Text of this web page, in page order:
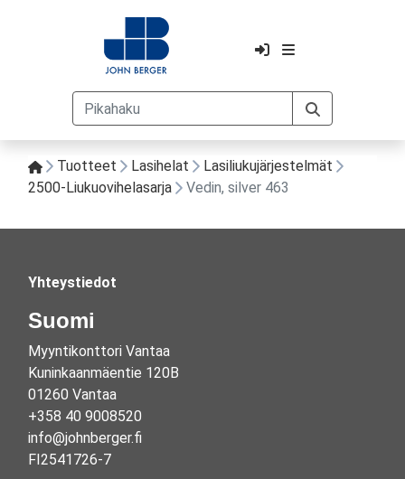
Tuotteet Lasihelat
Lasiliukujärjestelmät
2500-Liukuovihelasarja
Vedin, silver 463
Yhteystiedot
Suomi
Myyntikonttori Vantaa
Kuninkaanmäentie 120B
01260 Vantaa
+358 40 9008520
info@johnberger.fi
FI2541726-7